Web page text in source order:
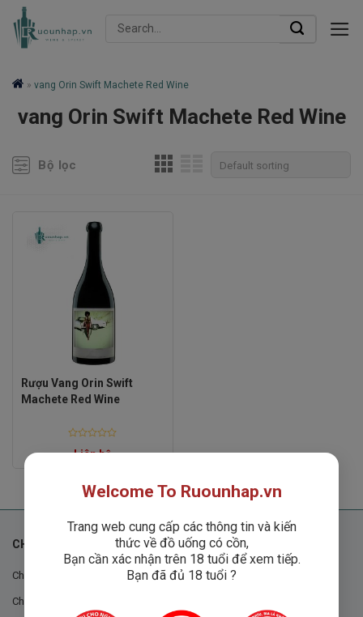
Skip
Search
» vang Orin Swift Machete Red Wine
vang Orin Swift Machete Red Wine
Bộ lọc
Rượu Vang Orin Swift
Machete Red Wine
Rated
Liên hệ
CHÍNH SÁCH
Chính sách chung
Chính sách đổi trả
Welcome To Ruounhap.vn
Trang web cung cấp các thông tin và kiến
thức về đồ uống có cồn,
Bạn cần xác nhận trên 18 tuổi để xem tiếp.
Bạn đã đủ 18 tuổi ?